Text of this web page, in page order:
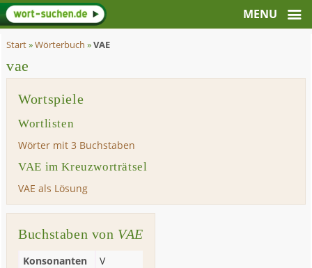
Start»Wörterbuch »VAE
vae
Wortspiele
Wortlisten
Wörter mit 3 Buchstaben
VAE im Kreuzworträtsel
VAE als Lösung
Buchstaben von VAE
Konsonanten
V